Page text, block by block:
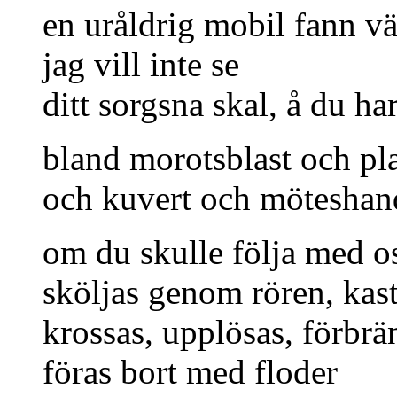
en uråldrig mobil fann
jag vill inte se
ditt sorgsna skal, å du
bland morotsblast och
och kuvert och
om du skulle följa med
sköljas genom rören,
krossas, upplösas,
föras bort med floder